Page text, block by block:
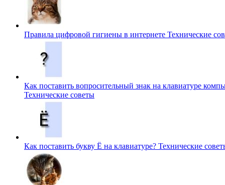
Правила цифровой гигиены в интернете Технические
Как поставить вопросительный знак на клавиатуре
Технические советы
Как поставить букву Ё на клавиатуре? Технические